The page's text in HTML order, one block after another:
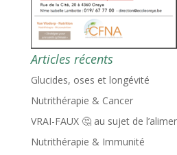
Articles récents
Glucides, oses et longévité
Nutrithérapie & Cancer
VRAI-FAUX 🤔 au sujet de
Nutrithérapie & Immunité